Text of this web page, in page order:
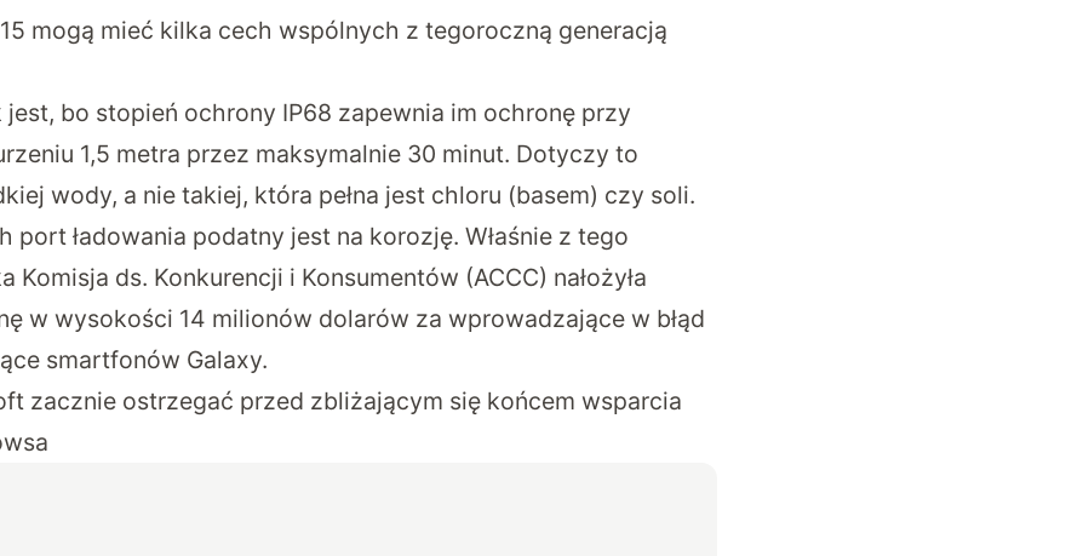
mogą mieć kilka cech wspólnych z tegoroczną generacją
bo stopień ochrony IP68 zapewnia im ochronę przy
1,5 metra przez maksymalnie 30 minut. Dotyczy to
wody, a nie takiej, która pełna jest chloru (basem) czy soli.
port ładowania podatny jest na korozję. Właśnie z tego
Komisja ds. Konkurencji i Konsumentów (ACCC) nałożyła
w wysokości 14 milionów dolarów za wprowadzające w błąd
smartfonów Galaxy.
zacznie ostrzegać przed zbliżającym się końcem wsparcia